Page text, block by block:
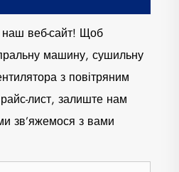
веб-сайт! Щоб
машину, сушильну
з повітряним
лист, залиште нам
зв’яжемося з вами